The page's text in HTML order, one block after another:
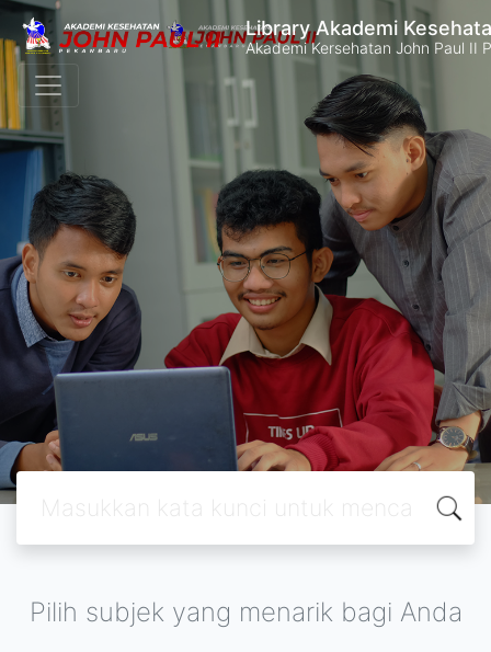
Library Akademi
Akademi Kersehatan John Paul II
Pilih subjek yang menarik bagi Anda